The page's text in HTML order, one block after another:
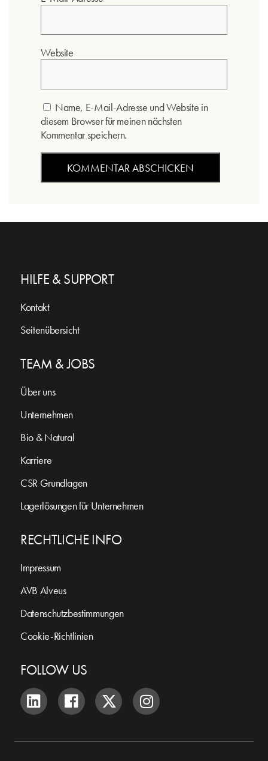
Website
Name, E-Mail-Adresse und Website in
diesem Browser für meinen nächsten
Kommentar speichern.
HILFE & SUPPORT
Kontakt
Seitenübersicht
TEAM & JOBS
Über uns
Unternehmen
Bio & Natural
Karriere
CSR Grundlagen
Lagerlösungen für Unternehmen
RECHTLICHE INFO
Impressum
AVB Alveus
Datenschutzbestimmungen
Cookie-Richtlinien
FOLLOW US